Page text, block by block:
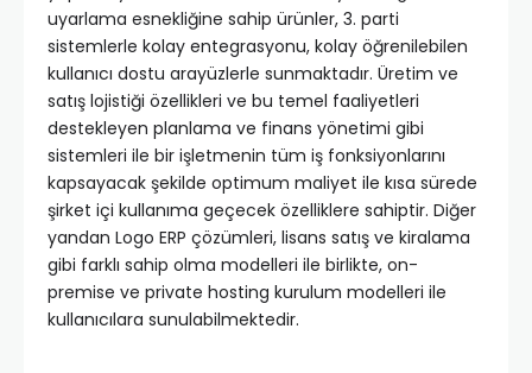
uyarlama esnekliğine sahip ürünler, 3. parti
sistemlerle kolay entegrasyonu, kolay öğrenilebilen
kullanıcı dostu arayüzlerle sunmaktadır. Üretim ve
satış lojistiği özellikleri ve bu temel faaliyetleri
destekleyen planlama ve finans yönetimi gibi
sistemleri ile bir işletmenin tüm iş fonksiyonlarını
kapsayacak şekilde optimum maliyet ile kısa sürede
şirket içi kullanıma geçecek özelliklere sahiptir. Diğer
yandan Logo ERP çözümleri, lisans satış ve kiralama
gibi farklı sahip olma modelleri ile birlikte, on-
premise ve private hosting kurulum modelleri ile
kullanıcılara sunulabilmektedir.